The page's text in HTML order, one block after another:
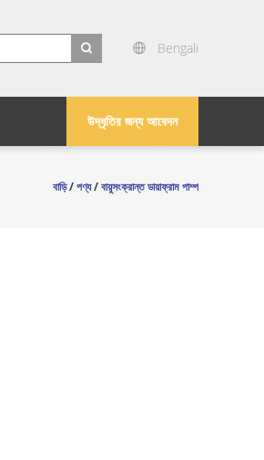
Bengali
উদ্ধৃতির জন্য আবেদন
বাড়ি/পণ্য/বায়ুসংক্রান্ত ডায়াফ্রাম পাম্প